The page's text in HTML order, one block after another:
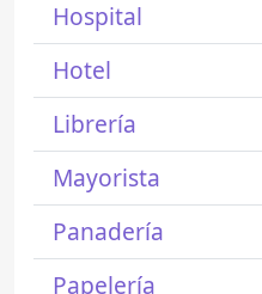
Hospital
Hotel
Librería
Mayorista
Panadería
Papelería